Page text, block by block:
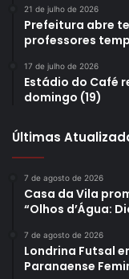
21 de julho de 2026
Prefeitura abre
professores
17 de julho de 2026
Estádio do Café
domingo (19)
Últimas
7 de agosto de 2026
Casa da Vila
“Olhos d’Água:
7 de agosto de 2026
Londrina Futsal
Paranaense